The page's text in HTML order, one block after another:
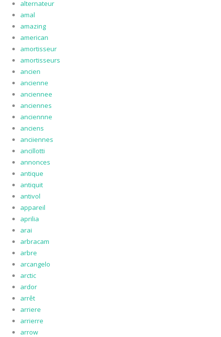
alternateur
amal
amazing
american
amortisseur
amortisseurs
ancien
ancienne
anciennee
anciennes
anciennne
anciens
anciiennes
ancillotti
annonces
antique
antiquit
antivol
appareil
aprilia
arai
arbracam
arbre
arcangelo
arctic
ardor
arrêt
arriere
arrierre
arrow